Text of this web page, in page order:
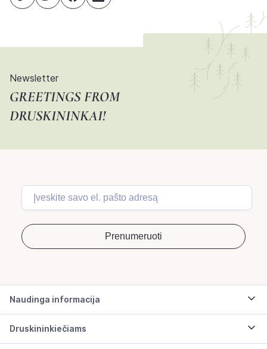
Newsletter
GREETINGS FROM
DRUSKININKAI!
Naudinga informacija
Druskininkiečiams